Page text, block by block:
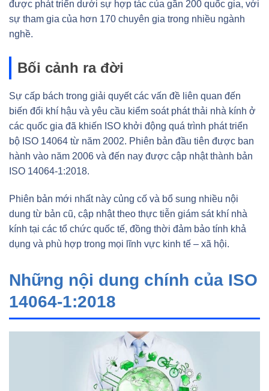
được phát triển dưới sự hợp tác của gần 200 quốc gia, với
sự tham gia của hơn 170 chuyên gia trong nhiều ngành
nghề.
Bối cảnh ra đời
Sự cấp bách trong giải quyết các vấn đề liên quan đến
biến đổi khí hậu và yêu cầu kiểm soát phát thải nhà kính ở
các quốc gia đã khiến ISO khởi động quá trình phát triển
bộ ISO 14064 từ năm 2002. Phiên bản đầu tiên được ban
hành vào năm 2006 và đến nay được cập nhật thành bản
ISO 14064-1:2018.
Phiên bản mới nhất này củng cố và bổ sung nhiều nội
dung từ bản cũ, cập nhật theo thực tiễn giám sát khí nhà
kính tại các tổ chức quốc tế, đồng thời đảm bảo tính khả
dụng và phù hợp trong mọi lĩnh vực kinh tế – xã hội.
Những nội dung chính của ISO
14064-1:2018